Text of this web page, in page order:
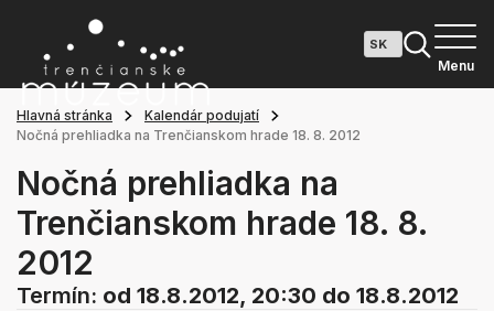
Menu
Hlavná stránka
Kalendár podujatí
Nočná prehliadka na Trenčianskom hrade 18. 8. 2012
Nočná prehliadka na
Trenčianskom hrade 18. 8.
2012
Termín: od 18.8.2012, 20:30 do 18.8.2012